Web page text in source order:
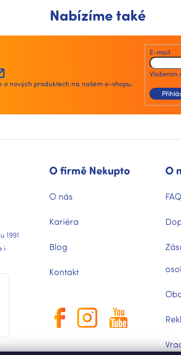
Nabízíme také
nových produktech na našem e-shopu.
E-mail
Vložením
1991
i
O firmě Nekupto
O nás
Kariéra
Blog
Kontakt
O
FAQ